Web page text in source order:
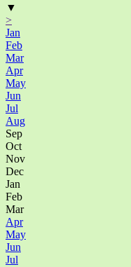
▼
>
Jan
Feb
Mar
Apr
May
Jun
Jul
Aug
Sep
Oct
Nov
Dec
Jan
Feb
Mar
Apr
May
Jun
Jul